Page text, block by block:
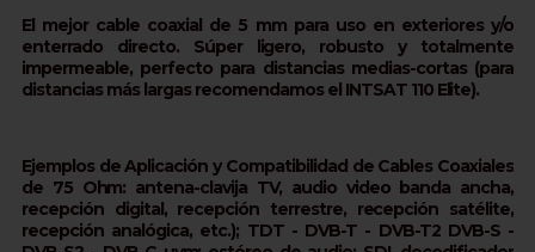
El mejor cable coaxial de 5 mm para uso en exteriores y/o
enterrado directo. Súper ligero, robusto y totalmente
impermeable, perfecto para distancias medias-cortas (para
distancias más largas recomendamos el INTSAT 110 Elite).
Ejemplos de Aplicación y Compatibilidad de Cables Coaxiales
de 75 Ohm: antena-clavija TV, audio video banda ancha,
recepción digital, recepción terrestre, recepción satélite,
recepción analógica, etc.); TDT - DVB-T - DVB-T2 DVB-S -